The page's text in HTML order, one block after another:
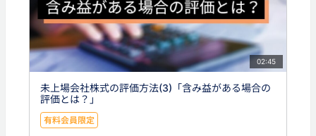
02:45
未上場会社株式の評価方法(3)「含み益がある場合の
評価とは？」
有料会員限定